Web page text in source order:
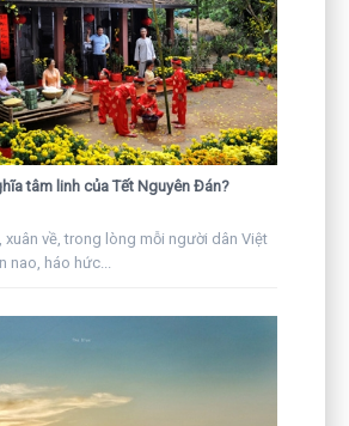
tâm linh của Tết Nguyên Đán?
xuân về, trong lòng mỗi người dân Việt
nao, háo hức...